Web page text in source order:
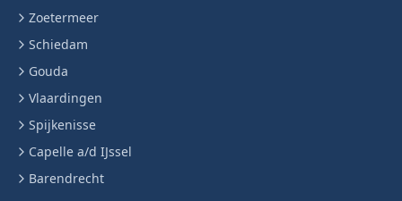
Zoetermeer
Schiedam
Gouda
Vlaardingen
Spijkenisse
Capelle a/d IJssel
Barendrecht